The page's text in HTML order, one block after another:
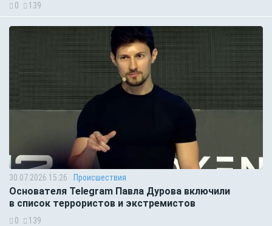
0 139
30.07.2026 15:26 Происшествия
Основателя Telegram Павла Дурова включили
в список террористов и экстремистов
0 139